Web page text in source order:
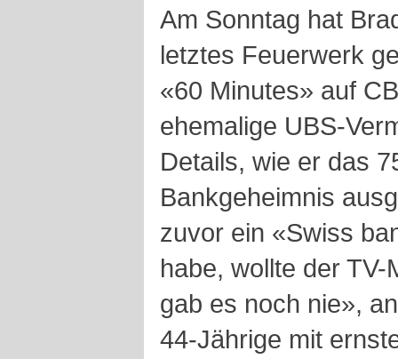
Am Sonntag hat
letztes Feuerwerk
«60 Minutes» auf
ehemalige UBS-
Details, wie er das
Bankgeheimnis
zuvor ein «Swiss
habe, wollte der
gab es noch nie»,
44-Jährige mit